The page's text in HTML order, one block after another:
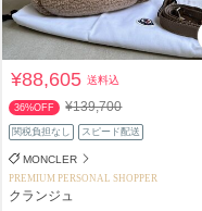
¥88,605送料込
36%OFF ¥139,700
関税負担なし スピード配送
MONCLER
PREMIUM PERSONAL SHOPPER
クランジュ